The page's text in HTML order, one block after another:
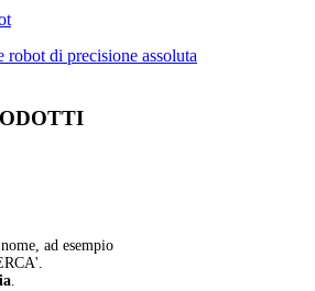
robot di precisione assoluta
ad esempio
.